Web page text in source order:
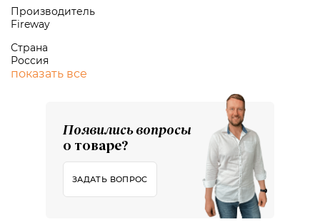
Производитель
Fireway
Страна
Россия
показать все
Появились вопросы
о товаре?
ЗАДАТЬ ВОПРОС